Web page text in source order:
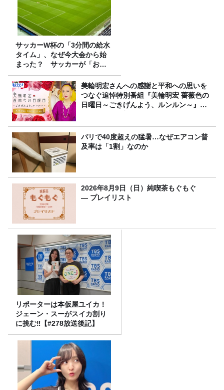
サッカーW杯の「3分間の給水
タイム」、なぜ今大会から始
まった？ サッカーが「お
金」に変わる仕組み
美輪明宏さんへの感謝と平和への思いを
つなぐ追悼特別番組『美輪明宏 薔薇色の
日曜日～ごきげんよう、ルンルン～』
パリで40度超えの猛暑…なぜエアコン普
及率は「1割」なのか
2026年8月9日（日）純喫茶もぐもぐ
― プレイリスト
リポーターは本仮屋ユイカ！
ジェーン・スーがスイカ割り
に挑む‼【#278放送後記】